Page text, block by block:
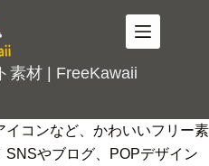
素材 | FreeKawaii
コンなど、かわいいフリー素
やブログ、POPデザイン